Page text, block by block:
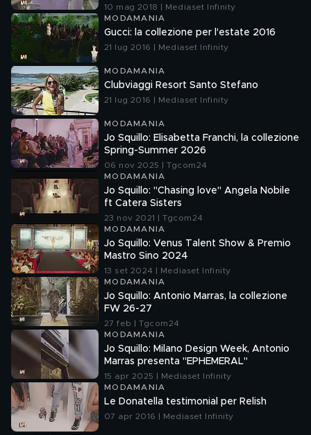
10 mag 2018 | Mediaset Infinity
MODAMANIA
Gucci: la collezione per l'estate 2016
21 lug 2016 | Mediaset Infinity
MODAMANIA
Clubviaggi Resort Santo Stefano
21 lug 2016 | Mediaset Infinity
MODAMANIA
Jo Squillo: Elisabetta Franchi, la collezione
Spring-Summer 2026
06 nov 2025 | Tgcom24
MODAMANIA
Jo Squillo: "Chasing love" Angela Nobile
ft Catera Sisters
23 nov 2021 | Tgcom24
MODAMANIA
Jo Squillo: Venus Talent Show & Premio
Mastro Sino 2024
13 set 2024 | Mediaset Infinity
MODAMANIA
Jo Squillo: Antonio Marras, la collezione
FW 26-27
27 feb | Tgcom24
MODAMANIA
Jo Squillo: Milano Design Week, Antonio
Marras presenta "EPHEMERAL"
15 apr 2025 | Mediaset Infinity
MODAMANIA
Le Donatella testimonial per Relish
07 apr 2016 | Mediaset Infinity